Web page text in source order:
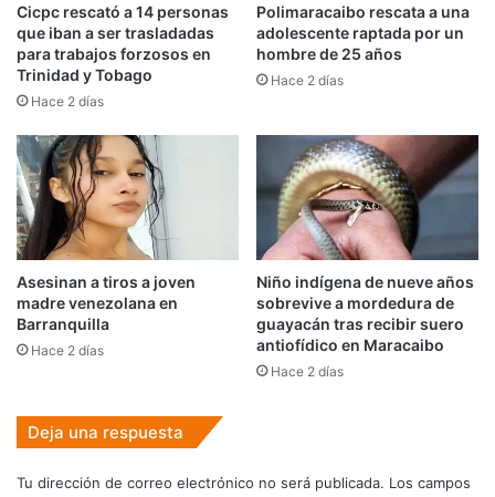
Cicpc rescató a 14 personas
que iban a ser trasladadas
para trabajos forzosos en
Trinidad y Tobago
Hace 2 días
Polimaracaibo rescata a una
adolescente raptada por un
hombre de 25 años
Hace 2 días
Asesinan a tiros a joven
madre venezolana en
Barranquilla
Hace 2 días
Niño indígena de nueve años
sobrevive a mordedura de
guayacán tras recibir suero
antiofídico en Maracaibo
Hace 2 días
Deja una respuesta
Tu dirección de correo electrónico no será publicada. Los campos